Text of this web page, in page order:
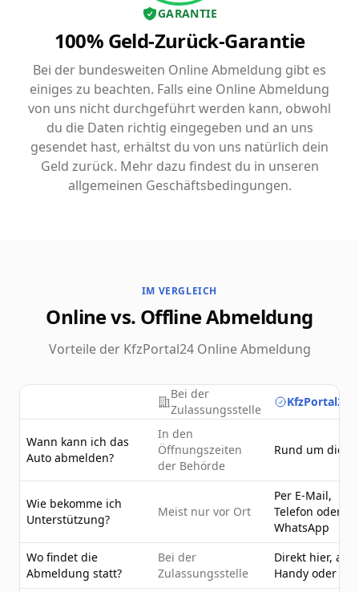
GARANTIE
100% Geld-Zurück-Garantie
Bei der bundesweiten Online Abmeldung gibt es
einiges zu beachten. Falls eine Online Abmeldung
von uns nicht durchgeführt werden kann, obwohl
du die Daten richtig eingegeben und an uns
gesendet hast, erhältst du von uns natürlich dein
Geld zurück. Mehr dazu findest du in unseren
allgemeinen Geschäftsbedingungen.
IM VERGLEICH
Online vs. Offline Abmeldung
Vorteile der KfzPortal24 Online Abmeldung
Bei der
Zulassungsstelle
Wann kann ich das
Auto abmelden?
In den
Öffnungszeiten
der Behörde
Rund um die
Wie bekomme ich
Unterstützung?
Meist nur vor Ort
Per E-Mail,
Telefon oder
WhatsApp
Wo findet die
Abmeldung statt?
Bei der
Zulassungsstelle
Direkt hier, am
Handy oder PC